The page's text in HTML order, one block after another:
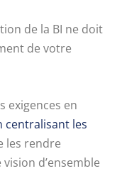
de la BI ne doit
de votre
exigences en
centralisant les
les rendre
d’ensemble